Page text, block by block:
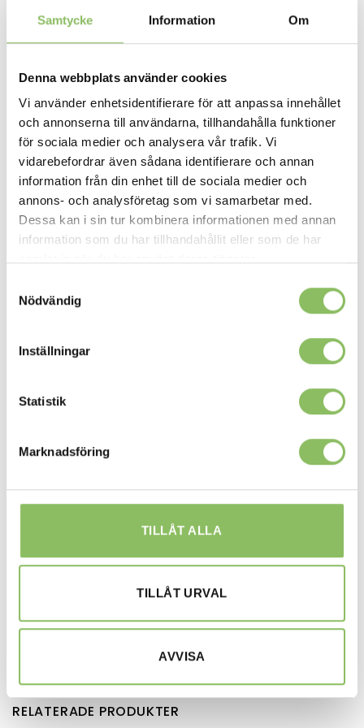
Samtycke Information Om
Denna webbplats använder cookies
Vi använder enhetsidentifierare för att anpassa innehållet
och annonserna till användarna, tillhandahålla funktioner
för sociala medier och analysera vår trafik. Vi
vidarebefordrar även sådana identifierare och annan
information från din enhet till de sociala medier och
annons- och analysföretag som vi samarbetar med.
Dessa kan i sin tur kombinera informationen med annan
information som du har tillhandahållit eller som de har
Nödvändig
Inställningar
Statistik
Marknadsföring
TILLÅT ALLA
TILLÅT URVAL
AVVISA
cm
Bäddsoffa 160x200 cm
Varje natt bädd
Beskrivning
Bäddmått 116x200cm
Längd: 150cm
Djup: 96cm
Höjd: 85cm
Sitthöjd: 46cm
Djup: 96cm
Längd: 194cm
Höjd: 85cm
Sitthöjd: 46cm
Ytterligare information
Tyger & madrass
RELATERADE PRODUKTER